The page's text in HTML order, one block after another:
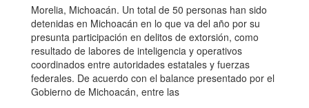
Morelia, Michoacán. Un total de 50 personas han sido
detenidas en Michoacán en lo que va del año por su
presunta participación en delitos de extorsión, como
resultado de labores de inteligencia y operativos
coordinados entre autoridades estatales y fuerzas
federales. De acuerdo con el balance presentado por el
Gobierno de Michoacán, entre las